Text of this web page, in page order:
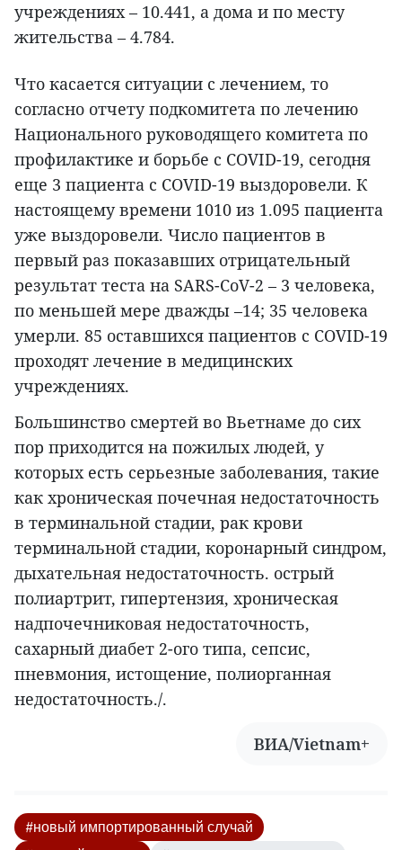
учреждениях – 10.441, а дома и по месту
жительства – 4.784.
Что касается ситуации с лечением, то
согласно отчету подкомитета по лечению
Национального руководящего комитета по
профилактике и борьбе с COVID-19, сегодня
еще 3 пациента с COVID-19 выздоровели. К
настоящему времени 1010 из 1.095 пациента
уже выздоровели. Число пациентов в
первый раз показавших отрицательный
результат теста на SARS-CoV-2 – 3 человека,
по меньшей мере дважды –14; 35 человека
умерли. 85 оставшихся пациентов с COVID-19
проходят лечение в медицинских
учреждениях.
Большинство смертей во Вьетнаме до сих
пор приходится на пожилых людей, у
которых есть серьезные заболевания, такие
как хроническая почечная недостаточность
в терминальной стадии, рак крови
терминальной стадии, коронарный синдром,
дыхательная недостаточность. острый
полиартрит, гипертензия, хроническая
надпочечниковая недостаточность,
сахарный диабет 2-ого типа, сепсис,
пневмония, истощение, полиорганная
недостаточность./.
ВИА/Vietnam+
#новый импортированный случай